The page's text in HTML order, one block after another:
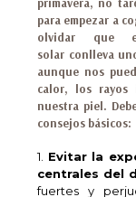
primavera, no
para empezar a
olvidar que
solar conlleva
aunque nos
calor, los rayos
nuestra piel.
consejos básicos:
1. Evitar la
centrales del
fuertes y